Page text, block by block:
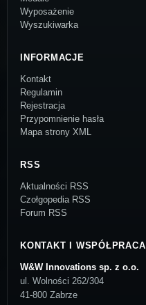
Wyposażenie
Wyszukiwarka
INFORMACJE
Kontakt
Regulamin
Rejestracja
Przypomnienie hasła
Mapa strony XML
RSS
Aktualności RSS
Czołgopedia RSS
Forum RSS
KONTAKT I WSPÓŁPRACA
W&W Innovations sp. z o.o.
ul. Wolności 262/304
41-800 Zabrze